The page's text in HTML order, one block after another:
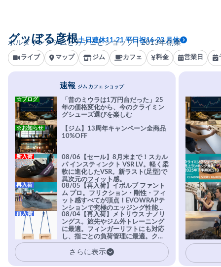
ボルダリングジムとカフェとショップ｜2013年創業
グッぼる彦根土日連休11-21 平日祝16-23 月休
ライブ マップ ジム カフェ 料金 営業日
速報 ジム カフェ ショップ
「昔のミウラは1万円台だった」25
年の価格変化から、今のクライミン
グシューズ選びを楽しむ
☆ブログ
【ジム】13周年キャンペーン全商品
10%OFF
☆お知らせ
08/06【セール】8月末まで！スカル
パ インスティンクト VSR LV。軽く柔
軟に進化したVSR。新ラスト(足型)で
異次元のフィット感。
新入荷
08/05【再入荷】イボルブ ファント
ム プロ。フリクション・剛性・フィ
ット感すべてが頂点！EVOWRAPテ
ンションで究極のエッジング性能を
実現。進化系ラバーEvo-74はTRAX
を凌駕する粘着力で極小ホールドに
安心感。
再入荷
08/04【再入荷】メトリウス ナノリ
ングス。旅先やジム外トレーニング
に最適。フィンガーリフトにも対応
し、指ごとの負荷管理に最適。クラ
イマーの指を本気で鍛えるギア。
再入荷
さらに表示